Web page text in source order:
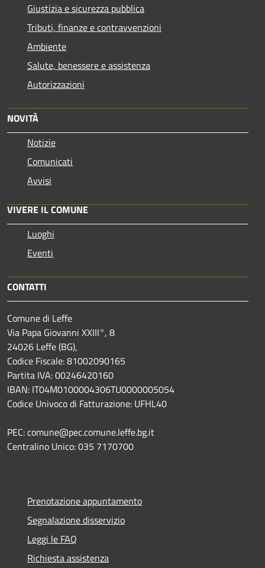
Giustizia e sicurezza pubblica
Tributi, finanze e contravvenzioni
Ambiente
Salute, benessere e assistenza
Autorizzazioni
NOVITÀ
Notizie
Comunicati
Avvisi
VIVERE IL COMUNE
Luoghi
Eventi
CONTATTI
Comune di Leffe
Via Papa Giovanni XXIII°, 8
24026 Leffe (BG),
Codice Fiscale: 81002090165
Partita IVA: 00246420160
IBAN: IT04M0100004306TU0000005054
Codice Univoco di Fatturazione: UFHL40
PEC: comune@pec.comune.leffe.bg.it
Centralino Unico: 035 7170700
Prenotazione appuntamento
Segnalazione disservizio
Leggi le FAQ
Richiesta assistenza